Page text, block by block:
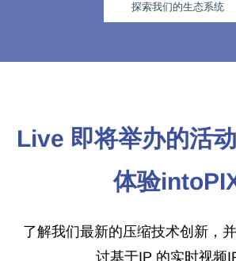
探索我们的生态系统
Live 即将举办的活
体验
了解我们最新的压缩技术创新，
讨基于IP 的实时视频